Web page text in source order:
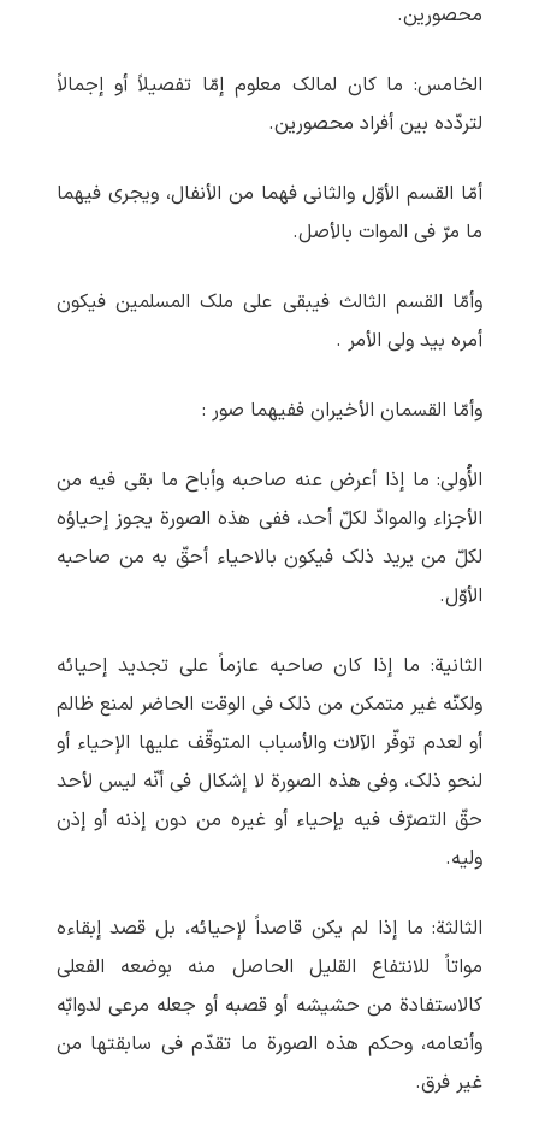
محصورین.
الخامس: ما کان لمالک معلوم إمّا تفصیلاً أو إجمالاً
لتردّده بین أفراد محصورین.
أمّا القسم الأوّل والثانی فهما من الأنفال، ویجری فیهما
ما مرّ فی الموات بالأصل.
وأمّا القسم الثالث فیبقی علی ملک المسلمین فیکون
أمره بید ولی الأمر .
وأمّا القسمان الأخیران ففیهما صور :
الأُولی: ما إذا أعرض عنه صاحبه وأباح ما بقی فیه من
الأجزاء والموادّ لکلّ أحد، ففی هذه الصورة یجوز إحیاؤه
لکلّ من یرید ذلک فیکون بالاحیاء أحقّ به من صاحبه
الأوّل.
الثانیة: ما إذا کان صاحبه عازماً علی تجدید إحیائه
ولکنّه غیر متمکن من ذلک فی الوقت الحاضر لمنع ظالم
أو لعدم توفّر الآلات والأسباب المتوقّف علیها الإحیاء أو
لنحو ذلک، وفی هذه الصورة لا إشکال فی أنّه لیس لأحد
حقّ التصرّف فیه بإحیاء أو غیره من دون إذنه أو إذن
ولیه.
الثالثة: ما إذا لم یکن قاصداً لإحیائه، بل قصد إبقاءه
مواتاً للانتفاع القلیل الحاصل منه بوضعه الفعلی
کالاستفادة من حشیشه أو قصبه أو جعله مرعی لدوابّه
وأنعامه، وحکم هذه الصورة ما تقدّم فی سابقتها من
غیر فرق.